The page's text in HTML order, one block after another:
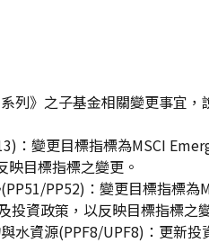
列》之子基金相關變更事宜，
：變更目標指標為MSCI
目標指標之變更。
PP52)：變更目標指標為
資政策，以反映目標指標之
水資源(PPF8/UPF8)：更新